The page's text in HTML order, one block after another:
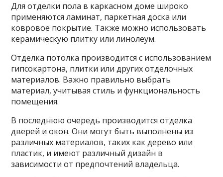
Для отделки пола в каркасном доме широко
применяются ламинат, паркетная доска или
ковровое покрытие. Также можно использовать
керамическую плитку или линолеум.
Отделка потолка производится с использованием
гипсокартона, плитки или других отделочных
материалов. Важно правильно выбрать
материал, учитывая стиль и функциональность
помещения.
В последнюю очередь производится отделка
дверей и окон. Они могут быть выполнены из
различных материалов, таких как дерево или
пластик, и имеют различный дизайн в
зависимости от предпочтений владельца.